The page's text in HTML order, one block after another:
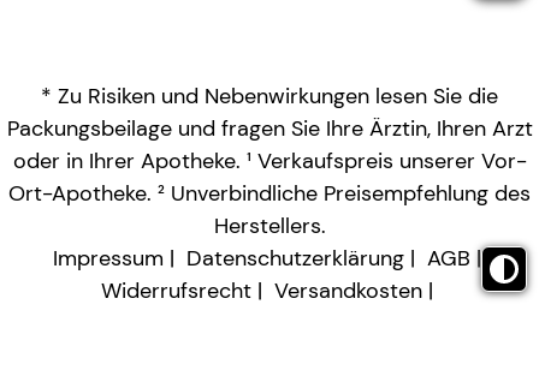
* Zu Risiken und Nebenwirkungen lesen Sie die
Packungsbeilage und fragen Sie Ihre Ärztin, Ihren Arzt
oder in Ihrer Apotheke. ¹ Verkaufspreis unserer Vor-
Ort-Apotheke. ² Unverbindliche Preisempfehlung des
Herstellers.
Impressum
Datenschutzerklärung
AGB
Widerrufsrecht
Versandkosten